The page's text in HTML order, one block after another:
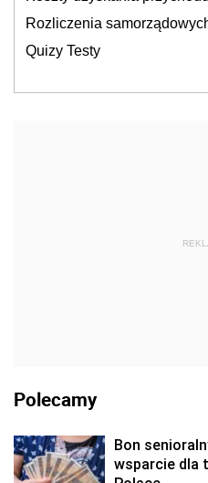
Rozliczenia
Quizy Testy
Polecamy
Bon
wsparcie dla